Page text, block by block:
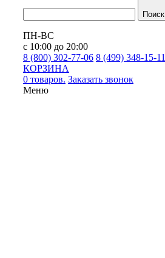
Поиск
ПН-ВС
с 10:00 до 20:00
8 (800) 302-77-06 8 (499) 348-15-11
КОРЗИНА
0 товаров. Заказать звонок
Меню